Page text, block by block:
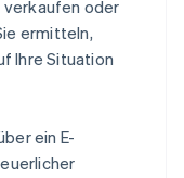
verkaufen oder
ermitteln,
Ihre Situation
ein E-